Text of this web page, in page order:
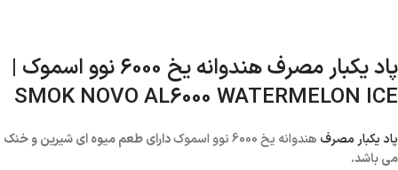
پاد یکبار مصرف هندوانه یخ 6000 نوو اسموک |
SMOK NOVO AL6000 WATERMELON ICE
پاد یکبار مصرف هندوانه یخ 6000 نوو اسموک
دارای طعم میوه ای شیرین و خنک
می باشد.